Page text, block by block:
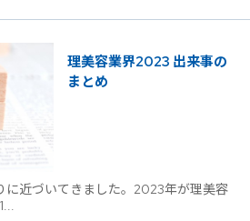
理美容業界2023 出来事の
まとめ
に近づいてきました。2023年が理美容